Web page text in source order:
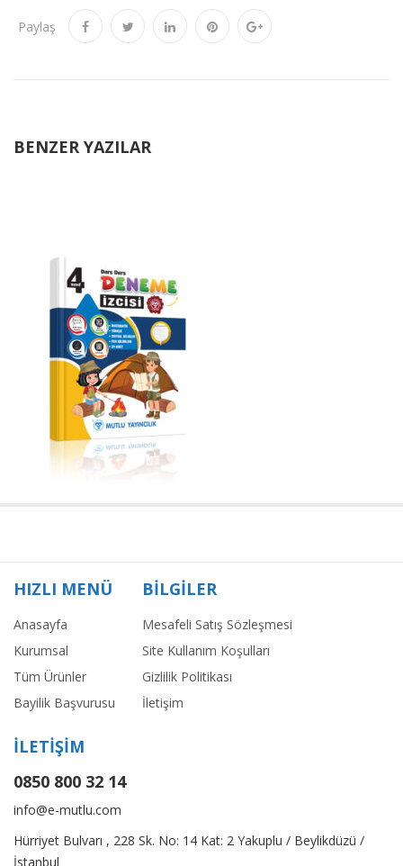
Paylaş
BENZER YAZILAR
HIZLI MENÜ
Anasayfa
Kurumsal
Tüm Ürünler
Bayilik Başvurusu
BİLGİLER
Mesafeli Satış Sözleşmesi
Site Kullanım Koşulları
Gizlilik Politikası
İletişim
İLETİŞİM
0850 800 32 14
info@e-mutlu.com
Hürriyet Bulvarı , 228 Sk. No: 14 Kat: 2 Yakuplu / Beylikdüzü /
İstanbul